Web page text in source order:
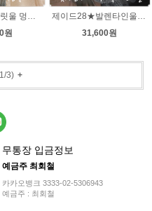
원
31,600원
/3)+
무통장 입금정보
예금주 최회철
카카오뱅크 3333-02-5306943
예금주 : 최회철